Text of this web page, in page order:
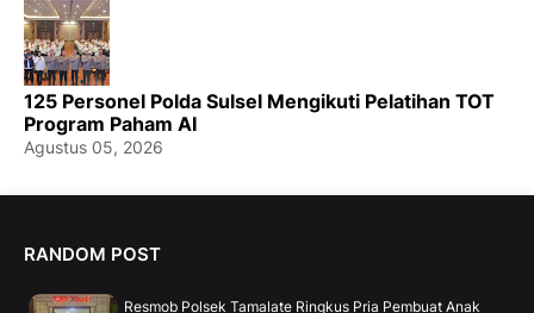
125 Personel Polda Sulsel Mengikuti Pelatihan TOT
Program Paham AI
Agustus 05, 2026
RANDOM POST
Resmob Polsek Tamalate Ringkus Pria Pembuat Anak